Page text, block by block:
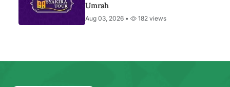
Umrah
Aug 03, 2026 • 182 views